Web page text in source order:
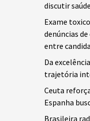
discutir
Exame
denúncias
entre
Da
trajetória
Ceuta
Espanha
Brasileira